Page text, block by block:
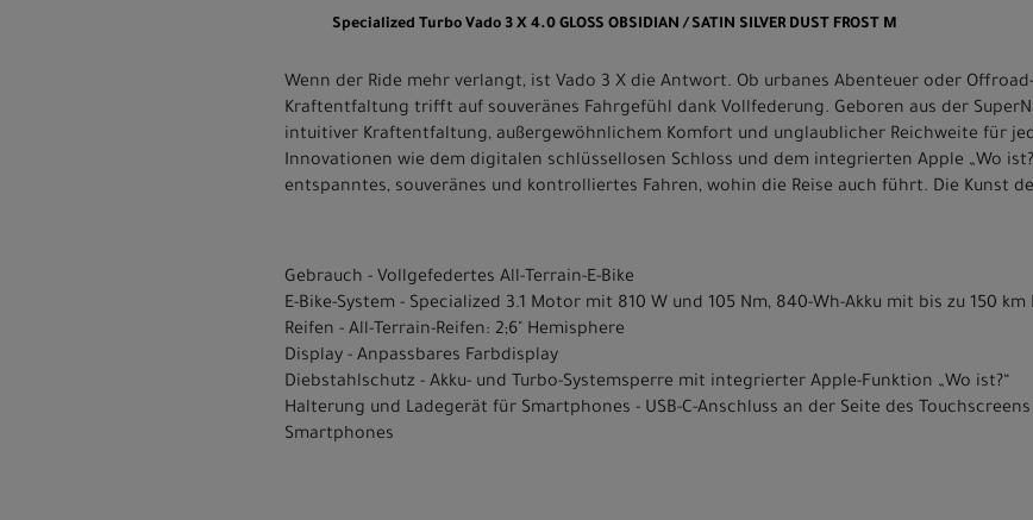
Specialized Turbo Vado 3 X 4.0 GLOSS OBSIDIAN / SATIN SILVER DUST FROST M
Wenn der Ride mehr verlangt, ist Vado 3 X die Antwort. Ob urbanes Abenteuer oder
Kraftentfaltung trifft auf souveränes Fahrgefühl dank Vollfederung. Geboren aus der
intuitiver Kraftentfaltung, außergewöhnlichem Komfort und unglaublicher Reichweite für
Innovationen wie dem digitalen schlüssellosen Schloss und dem integrierten Apple „Wo
entspanntes, souveränes und kontrolliertes Fahren, wohin die Reise auch führt. Die Kunst
Gebrauch - Vollgefedertes All-Terrain-E-Bike
E-Bike-System - Specialized 3.1 Motor mit 810 W und 105 Nm, 840-Wh-Akku mit bis zu 150 km
Reifen - All-Terrain-Reifen: 2;6" Hemisphere
Display - Anpassbares Farbdisplay
Diebstahlschutz - Akku- und Turbo-Systemsperre mit integrierter Apple-Funktion „Wo ist?“
Halterung und Ladegerät für Smartphones - USB-C-Anschluss an der Seite des
Smartphones